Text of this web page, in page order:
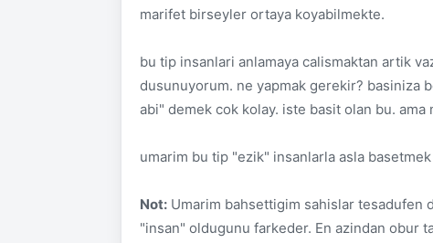
marifet birseyler ortaya koyabilmekte.
bu tip insanlari anlamaya calismaktan artik
dusunuyorum. ne yapmak gerekir? basiniza
abi" demek cok kolay. iste basit olan bu.
umarim bu tip "ezik" insanlarla asla
Not: Umarim bahsettigim sahislar tesadufen
"insan" oldugunu farkeder. En azindan obur